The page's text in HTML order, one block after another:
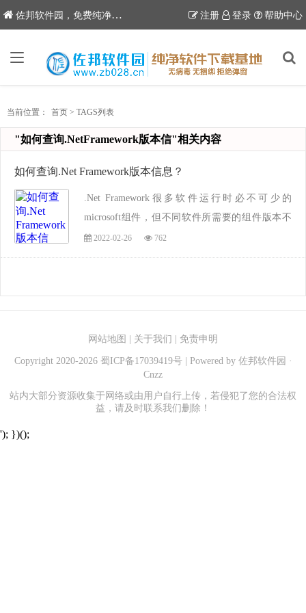
佐邦软件园，免费纯净软件下载站 注册 登录 帮助中心
当前位置： 首页 > TAGS列表
"如何查询.NetFramework版本信"相关内容
如何查询.Net Framework版本信息？
.Net Framework很多软件运行时必不可少的
microsoft组件，但不同软件所需要的组件版本不
一样，那么，我们如何来查询.Net Framework的版
本号信息呢？下面佐邦软件园小编整理出来了一
2022-02-26 762
网站地图 关于我们 免责申明
Copyright 2020-2026 蜀ICP备17039419号| Powered by 佐邦软件园 ·
Cnzz
站内大部分资源收集于网络或由用户自行上传，若侵犯了您的合法权
益，请及时联系我们删除！
'); })();